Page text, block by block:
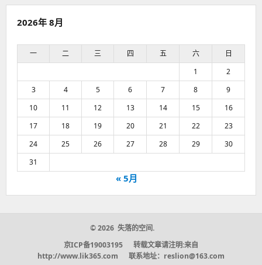
2026年 8月
一 二 三 四 五 六
日
1
2
3
4 5 6 7 8
9
10
11 12 13 14 15
16
17
18 19 20 21 22
23
24
25 26 27 28 29
30
31
« 5月
© 2026 失落的空间.
京ICP备19003195 转载文章请注明:来自
http://www.lik365.com 联系地址：reslion@163.com